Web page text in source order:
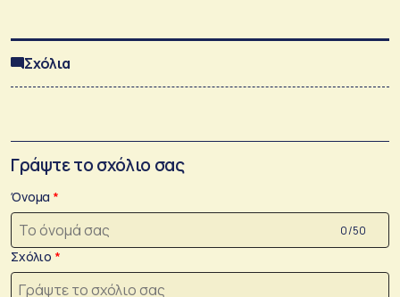
Σχόλια
Γράψτε το σχόλιο σας
Όνομα
0 /50
Σχόλιο